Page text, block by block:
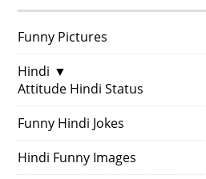
Funny Pictures
Hindi ▼
Attitude Hindi Status
Funny Hindi Jokes
Hindi Funny Images